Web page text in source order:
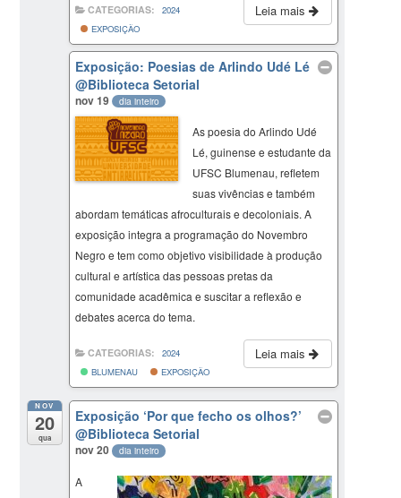
Leia mais
CATEGORIAS:
2024
EXPOSIÇÃO
Exposição: Poesias de Arlindo Udé Lé
@Biblioteca Setorial
nov 19 dia inteiro
As poesia do Arlindo Udé
Lé, guinense e estudante da
UFSC Blumenau, refletem
suas vivências e também
abordam temáticas afroculturais e decoloniais. A
exposição integra a programação do Novembro
Negro e tem como objetivo visibilidade à produção
cultural e artística das pessoas pretas da
comunidade acadêmica e suscitar a reflexão e
debates acerca do tema.
Leia mais
CATEGORIAS:
2024
BLUMENAU
EXPOSIÇÃO
NOV
20
qua
Exposição ‘Por que fecho os olhos?’
@Biblioteca Setorial
nov 20 dia inteiro
A